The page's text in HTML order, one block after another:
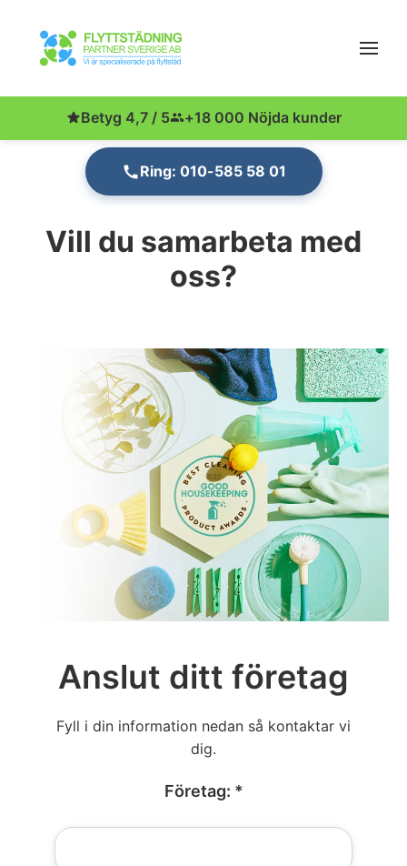
Betyg 4,7 / 5 +18 000 Nöjda kunder
Ring: 010-585 58 01
Vill du samarbeta med
oss?
Anslut ditt företag
Fyll i din information nedan så kontaktar vi
dig.
Företag: *